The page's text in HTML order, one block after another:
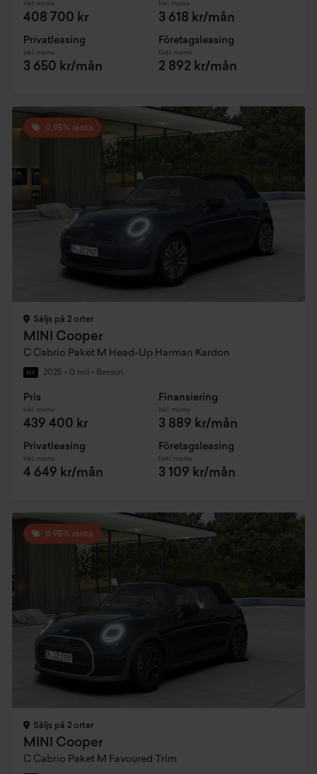
Inkl. moms
408 700 kr
Inkl. moms
3 618 kr/mån
Privatleasing
Inkl. moms
3 650 kr/mån
Företagsleasing
Exkl. moms
2 892 kr/mån
0,95% ränta
Säljs på 2 orter
MINI Cooper
C Cabrio Paket M Head-Up Harman Kardon
NY 2025 • 0 mil • Bensin
Pris
Inkl. moms
439 400 kr
Finansiering
Inkl. moms
3 889 kr/mån
Privatleasing
Inkl. moms
4 649 kr/mån
Företagsleasing
Exkl. moms
3 109 kr/mån
0,95% ränta
Säljs på 2 orter
MINI Cooper
C Cabrio Paket M Favoured Trim